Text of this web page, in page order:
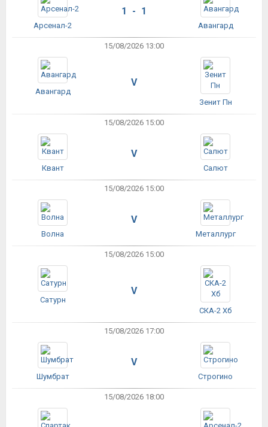
Арсенал-2
1 - 1
Авангард
15/08/2026 13:00
Авангард
V
Зенит Пн
15/08/2026 15:00
Квант
V
Салют
15/08/2026 15:00
Волна
V
Металлург
15/08/2026 15:00
Сатурн
V
СКА-2 Хб
15/08/2026 17:00
Шумбрат
V
Строгино
15/08/2026 18:00